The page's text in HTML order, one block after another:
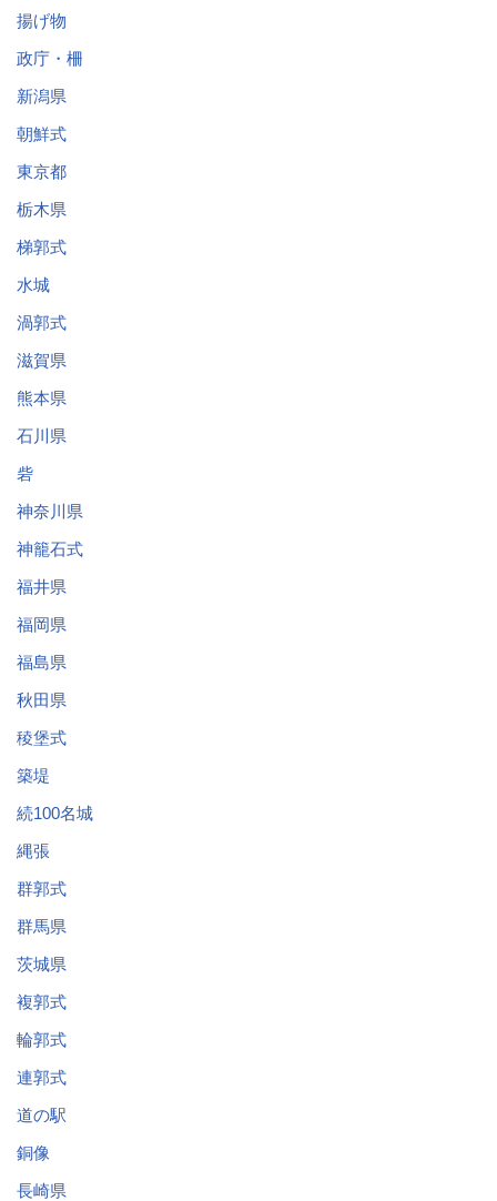
揚げ物
政庁・柵
新潟県
朝鮮式
東京都
栃木県
梯郭式
水城
渦郭式
滋賀県
熊本県
石川県
砦
神奈川県
神籠石式
福井県
福岡県
福島県
秋田県
稜堡式
築堤
続100名城
縄張
群郭式
群馬県
茨城県
複郭式
輪郭式
連郭式
道の駅
銅像
長崎県